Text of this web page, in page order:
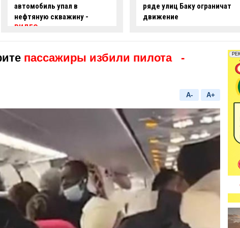
ряде улиц Баку ограничат
движение
опасные действия за рулем
-ВИДЕО
пассажиры избили пилота
-
A- A+